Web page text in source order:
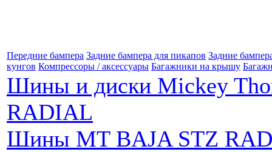
Передние бампера Задние бампера для пикапов Задние
кунгов Компрессоры / аксессуары Багажники на крышу
Шины и диски Mickey
RADIAL
Шины MT BAJA STZ